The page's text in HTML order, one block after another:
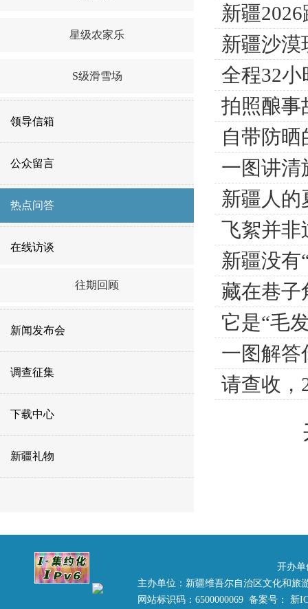
星级农家乐
S级滑雪场
领导信箱
公众留言
热点问答
在线访谈
往期回顾
新闻发布会
调查征集
下载中心
新疆礼物
新疆
新疆沙漠
全程32小
拍照酿事
自带防
一图讲清
新疆人的
飞絮并非
新疆没有
藏在巷子
它是“毛
一图解答
请查收，
开办单
主办单位：新疆维吾尔自治区文化和
网站标识码：6500000069 备案号： 新